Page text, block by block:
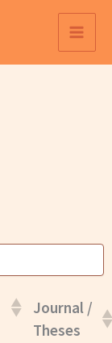
Journal /
Theses